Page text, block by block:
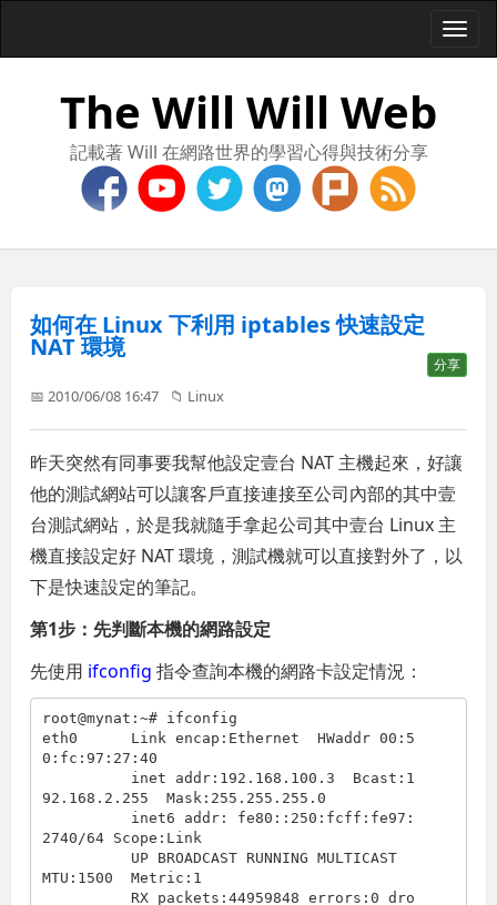
The Will Will Web
記載著 Will 在網路世界的學習心得與技術分享
如何在 Linux 下利用 iptables 快速設定
NAT 環境
分享
📅 2010/06/08 16:47 📁 Linux
昨天突然有同事要我幫他設定壹台 NAT 主機起來，好讓
他的測試網站可以讓客戶直接連接至公司內部的其中壹
台測試網站，於是我就隨手拿起公司其中壹台 Linux 主
機直接設定好 NAT 環境，測試機就可以直接對外了，以
下是快速設定的筆記。
第1步：先判斷本機的網路設定
先使用 ifconfig 指令查詢本機的網路卡設定情況：
root@mynat:~# ifconfig
eth0      Link encap:Ethernet  HWaddr 00:5
0:fc:97:27:40
92.168.2.255  Mask:255.255.255.0
2740/64 Scope:Link
MTU:1500  Metric:1